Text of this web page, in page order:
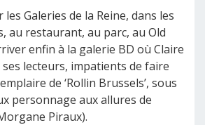
Galeries de la Reine, dans les
au restaurant, au parc, au Old
enfin à la galerie BD où Claire
lecteurs, impatients de faire
de ‘Rollin Brussels’, sous
personnage aux allures de
Piraux).